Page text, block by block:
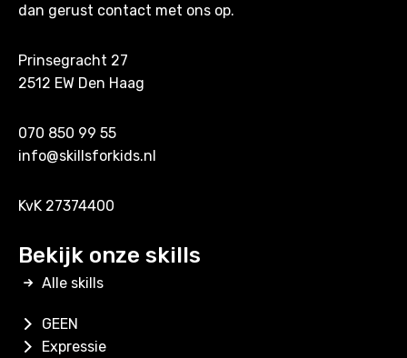
dan gerust contact met ons op.
Prinsegracht 27
2512 EW Den Haag
070 850 99 55
info@skillsforkids.nl
KvK 27374400
Bekijk onze skills
Alle skills
GEEN
Expressie